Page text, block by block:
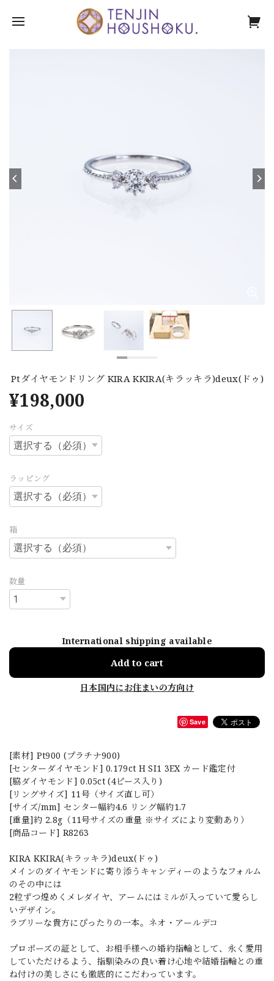
Ptダイヤモンドリング KIRA KKIRA(キラッキラ)deux(ドゥ)
¥198,000
サイズ
ラッピング
箱
数量
International shipping available
Add to cart
日本国内にお住まいの方向け
Save
[素材] Pt900 (プラチナ900)
[センターダイヤモンド] 0.179ct H SI1 3EX カード鑑定付
[脇ダイヤモンド] 0.05ct (4ピース入り)
[リングサイズ] 11号（サイズ直し可）
[サイズ/mm] センター幅約4.6 リング幅約1.7
[重量]約 2.8g（11号サイズの重量 ※サイズにより変動あり）
[商品コード] R8263
KIRA KKIRA(キラッキラ)deux(ドゥ)
メインのダイヤモンドに寄り添うキャンディーのようなフォルム
のその中には
2粒ずつ煌めくメレダイヤ、アームにはミルが入っていて愛らし
いデザイン。
ラブリーな貴方にぴったりの一本。ネオ・アールデコ
プロポーズの証として、お相手様への婚約指輪として、永く愛用
していただけるよう、指馴染みの良い着け心地や結婚指輪との重
ね付けの美しさにも徹底的にこだわっています。